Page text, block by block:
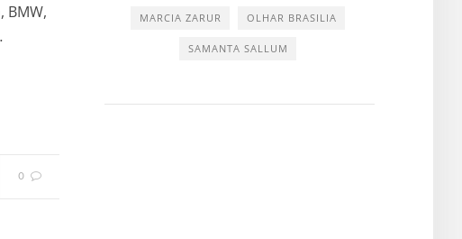
BMW,
0
MARCIA ZARUR OLHAR BRASILIA
SAMANTA SALLUM